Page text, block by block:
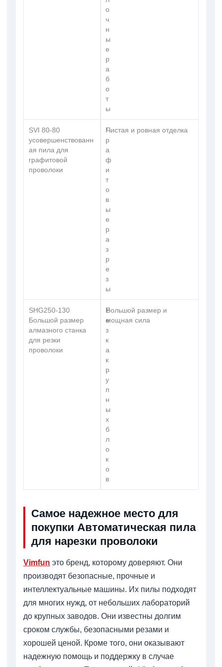
о
ч
н
ы
е
р
а
б
о
т
ы
SVI 80-80
усовершенствованн
ая пила для
графитовой
проволоки
Г
р
а
ф
и
т
о
в
ы
е
р
а
з
р
е
з
ы
Чистая и ровная отделка
SHG250-130
Большой размер
алмазного станка
для резки
проволоки
Р
е
з
к
а
к
р
у
п
н
ы
х
б
л
о
к
о
в
Большой размер и
мощная сила
Самое надежное место для
покупки Автоматическая пила
для нарезки проволоки
Vimfun это бренд, которому доверяют. Они
производят безопасные, прочные и
интеллектуальные машины. Их пилы подходят
для многих нужд, от небольших лабораторий
до крупных заводов. Они известны долгим
сроком службы, безопасными резами и
хорошей ценой. Кроме того, они оказывают
надежную помощь и поддержку в случае